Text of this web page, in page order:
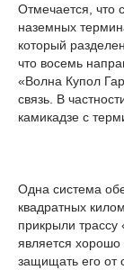
Отмечается, что
наземных
который
что восемь
«Волна Купол
связь. В
камикадзе с
Одна система
квадратных
прикрыли
является
защищать его от